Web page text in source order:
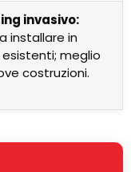
invasivo:
installare in
meglio
costruzioni.